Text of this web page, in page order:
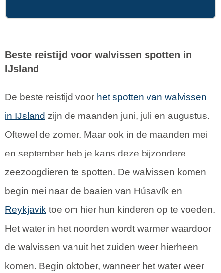
Beste reistijd voor walvissen spotten in
IJsland
De beste reistijd voor het spotten van walvissen
in IJsland zijn de maanden juni, juli en augustus.
Oftewel de zomer. Maar ook in de maanden mei
en september heb je kans deze bijzondere
zeezoogdieren te spotten. De walvissen komen
begin mei naar de baaien van Húsavík en
Reykjavik toe om hier hun kinderen op te voeden.
Het water in het noorden wordt warmer waardoor
de walvissen vanuit het zuiden weer hierheen
komen. Begin oktober, wanneer het water weer